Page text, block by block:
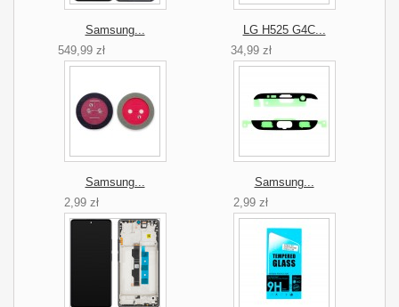
Samsung...
549,99 zł
LG H525 G4C...
34,99 zł
Samsung...
2,99 zł
Samsung...
2,99 zł